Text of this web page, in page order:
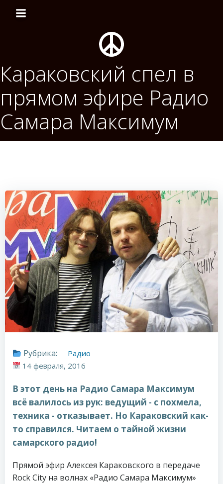
содержимому
Караковский спел в
прямом эфире Радио
Самара Максимум
Рубрика:
Радио
14 февраля, 2016
В этот день на Радио Самара Максимум
всё валилось из рук: ведущий - с похмела,
техника - отказывает. Но Караковский как-
то справился. Читаем о тайной жизни
самарского радио!
Прямой эфир Алексея Караковского в передаче
Rock City на волнах «Радио Самара Максимум»